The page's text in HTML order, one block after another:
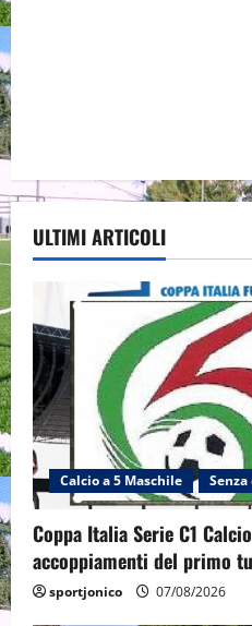
ULTIMI ARTICOLI
Calcio a 5 Maschile
Coppa Italia Serie C1
accoppiamenti del primo
sportjonico 07/08/2026